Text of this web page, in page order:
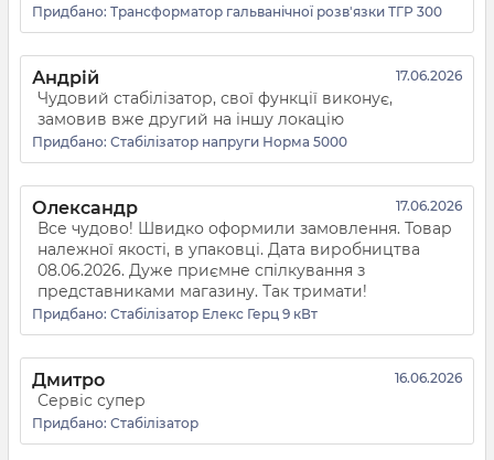
Придбано: Трансформатор гальванічної розв'язки ТГР 300
Андрій 17.06.2026
Чудовий стабілізатор, свої функції виконує,
замовив вже другий на іншу локацію
Придбано: Стабілізатор напруги Норма 5000
Олександр 17.06.2026
Все чудово! Швидко оформили замовлення. Товар
належної якості, в упаковці. Дата виробництва
08.06.2026. Дуже приємне спілкування з
представниками магазину. Так тримати!
Придбано: Стабілізатор Елекс Герц 9 кВт
Дмитро 16.06.2026
Сервіс супер
Придбано: Стабілізатор